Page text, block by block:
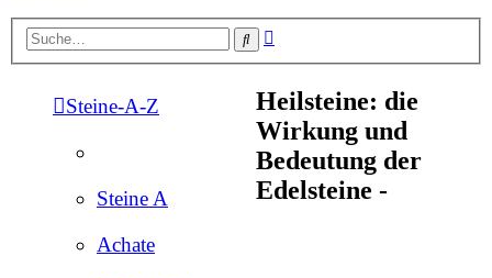
Suche
Steine-A-Z
Steine A
Achate
Heilsteine: die
Wirkung und
Bedeutung der
Edelsteine -